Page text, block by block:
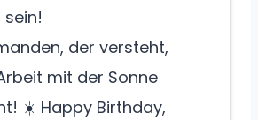
der versteht,
mit der Sonne
☀️ Happy Birthday,